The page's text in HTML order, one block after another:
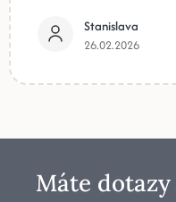
Stanislava
26.02.2026
Máte